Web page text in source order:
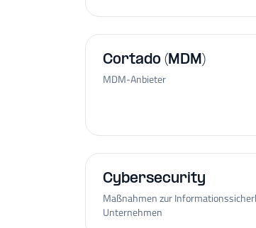
Cortado (MDM)
MDM-Anbieter
Cybersecurity
Maßnahmen zur
Unternehmen